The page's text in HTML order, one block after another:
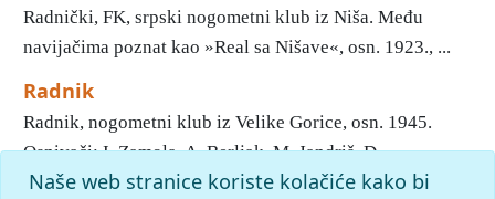
Radnički, FK, srpski nogometni klub iz Niša. Među
navijačima poznat kao »Real sa Nišave«, osn. 1923., ...
Radnik
Radnik, nogometni klub iz Velike Gorice, osn. 1945.
Osnivači: I. Zamola, A. Berljak, M. Jandriš, D. ...
Naše web stranice koriste kolačiće kako bi